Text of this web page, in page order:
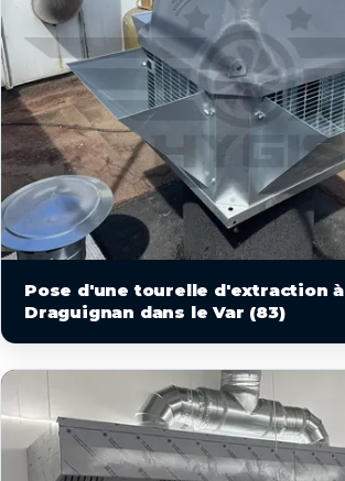
Pose d'une tourelle d'extraction à
Draguignan dans le Var (83)